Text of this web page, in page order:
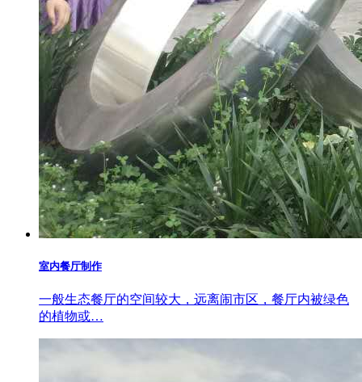
室内餐厅制作
一般生态餐厅的空间较大，远离闹市区，餐厅内被绿色
的植物或…